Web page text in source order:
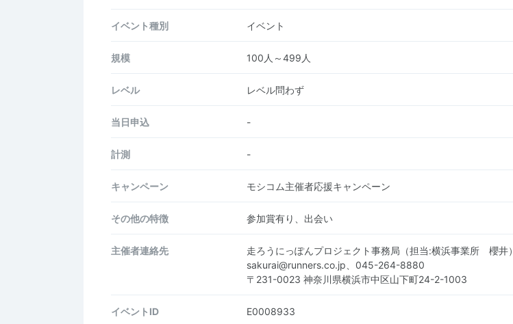
イベント種別 イベント
規模 100人～499人
レベル レベル問わず
当日申込 -
計測 -
キャンペーン モシコム主催者応援キャンペーン
その他の特徴 参加賞有り、出会い
主催者連絡先
走ろうにっぽんプロジェクト事務局（担当:横浜事業所 櫻井）
sakurai@runners.co.jp、045-264-8880
〒231-0023 神奈川県横浜市中区山下町24-2-1003
イベントID E0008933